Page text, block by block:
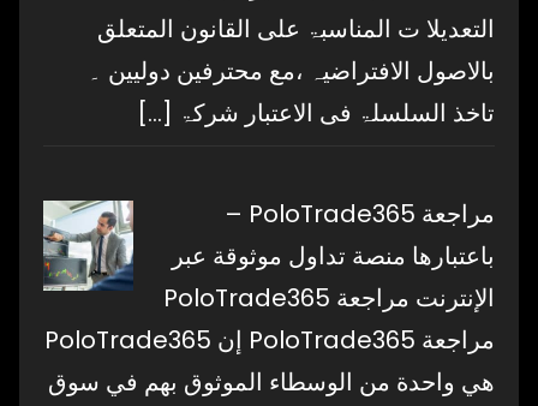
التعدیلا ت المناسبۃ علی القانون المتعلق
بالاصول الافتراضیہ ،مع محترفین دولیین ۔
تاخذ السلسلۃ فی الاعتبار شرکۃ […]
مراجعة PoloTrade365 –
باعتبارها منصة تداول موثوقة عبر
الإنترنت مراجعة PoloTrade365
مراجعة PoloTrade365 إن PoloTrade365
هي واحدة من الوسطاء الموثوق بهم في سوق